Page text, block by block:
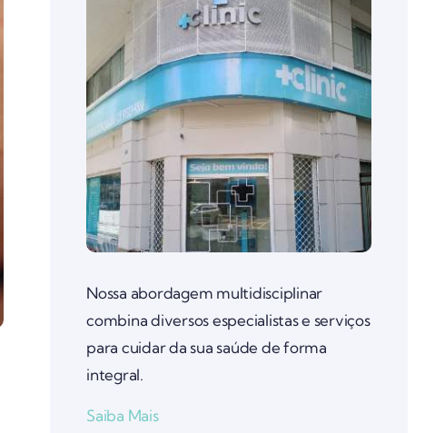
Nossa abordagem multidisciplinar
combina diversos especialistas e serviços
para cuidar da sua saúde de forma
integral.
Saiba Mais